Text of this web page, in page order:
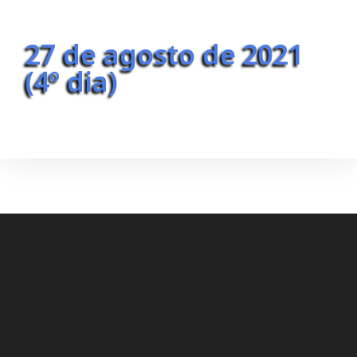
27 de agosto de 2021
(4º dia)